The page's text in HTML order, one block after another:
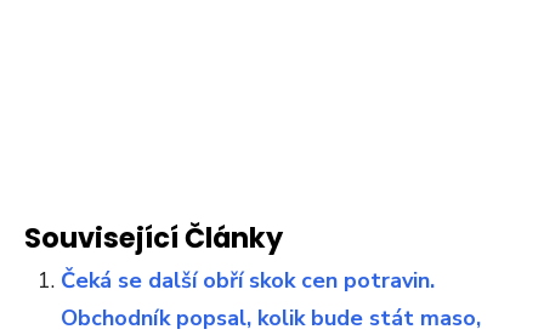
Související Články
Čeká se další obří skok cen potravin.
Obchodník popsal, kolik bude stát maso,